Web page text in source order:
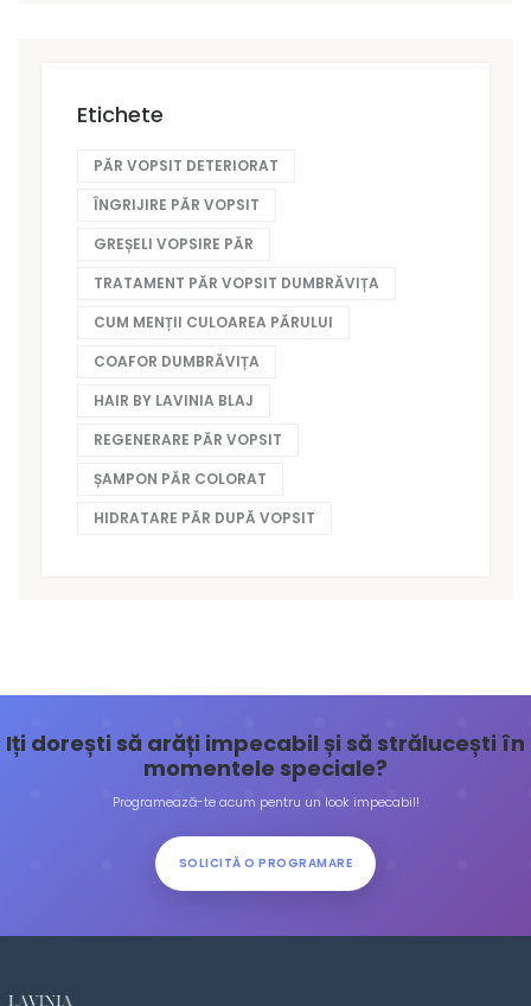
Etichete
PĂR VOPSIT DETERIORAT
ÎNGRIJIRE PĂR VOPSIT
GREȘELI VOPSIRE PĂR
TRATAMENT PĂR VOPSIT DUMBRĂVIȚA
CUM MENȚII CULOAREA PĂRULUI
COAFOR DUMBRĂVIȚA
HAIR BY LAVINIA BLAJ
REGENERARE PĂR VOPSIT
ȘAMPON PĂR COLORAT
HIDRATARE PĂR DUPĂ VOPSIT
Iți dorești să arăți impecabil și să strălucești în
momentele speciale?
Programează-te acum pentru un look impecabil!
SOLICITĂ O PROGRAMARE